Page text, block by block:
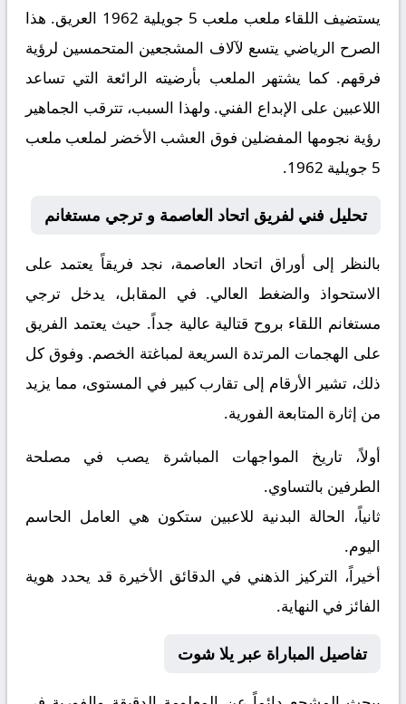
يستضيف اللقاء ملعب ملعب 5 جويلية 1962
العريق. هذا
الصرح الرياضي يتسع لآلاف المشجعين المتحمسين لرؤية
فرقهم. كما يشتهر الملعب بأرضيته الرائعة التي تساعد
اللاعبين على الإبداع الفني. ولهذا السبب، تترقب الجماهير
رؤية نجومها المفضلين فوق العشب الأخضر لملعب ملعب
5 جويلية 1962.
تحليل فني لفريق اتحاد العاصمة و ترجي مستغانم
بالنظر إلى أوراق اتحاد العاصمة، نجد فريقاً يعتمد على
الاستحواذ والضغط العالي. في المقابل، يدخل ترجي
مستغانم اللقاء بروح قتالية عالية جداً. حيث يعتمد الفريق
على الهجمات المرتدة السريعة لمباغتة الخصم. وفوق كل
ذلك، تشير الأرقام إلى تقارب كبير في المستوى، مما يزيد
من إثارة المتابعة الفورية.
أولاً، تاريخ المواجهات المباشرة يصب في مصلحة
الطرفين بالتساوي.
ثانياً، الحالة البدنية للاعبين ستكون هي العامل الحاسم
اليوم.
أخيراً، التركيز الذهني في الدقائق الأخيرة قد يحدد هوية
الفائز في النهاية.
تفاصيل المباراة عبر يلا شوت